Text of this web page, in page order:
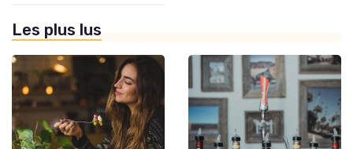
Les plus lus